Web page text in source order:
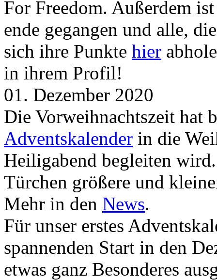
For Freedom. Außerdem
ende gegangen und alle,
sich ihre Punkte hier
in ihrem Profil!
01. Dezember 2020
Die Vorweihnachtszeit hat
Adventskalender in die
Heiligabend begleiten
Türchen größere und
Mehr in den News.
Für unser erstes
spannenden Start in den
etwas ganz Besonderes